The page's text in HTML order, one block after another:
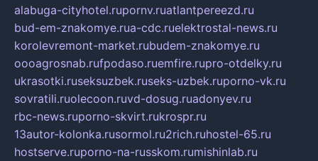
alabuga-cityhotel.rupornv.ruatlantpereezd.ru
bud-em-znakomye.rua-cdc.ruelektrostal-news.ru
korolevremont-market.rubudem-znakomye.ru
oooagrosnab.rufpodaso.ruemfire.rupro-otdelky.ru
ukrasotki.ruseksuzbek.ruseks-uzbek.ruporno-vk.ru
sovratili.ruolecoon.ruvd-dosug.ruadonyev.ru
rbc-news.ruporno-skvirt.rukrospr.ru
13autor-kolonka.rusormol.ru2rich.ruhostel-65.ru
hostserve.ruporno-na-russkom.rumishinlab.ru